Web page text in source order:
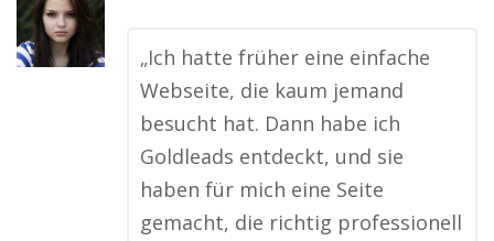
„Ich hatte früher eine einfache
Webseite, die kaum jemand
besucht hat. Dann habe ich
Goldleads entdeckt, und sie
haben für mich eine Seite
gemacht, die richtig professionell